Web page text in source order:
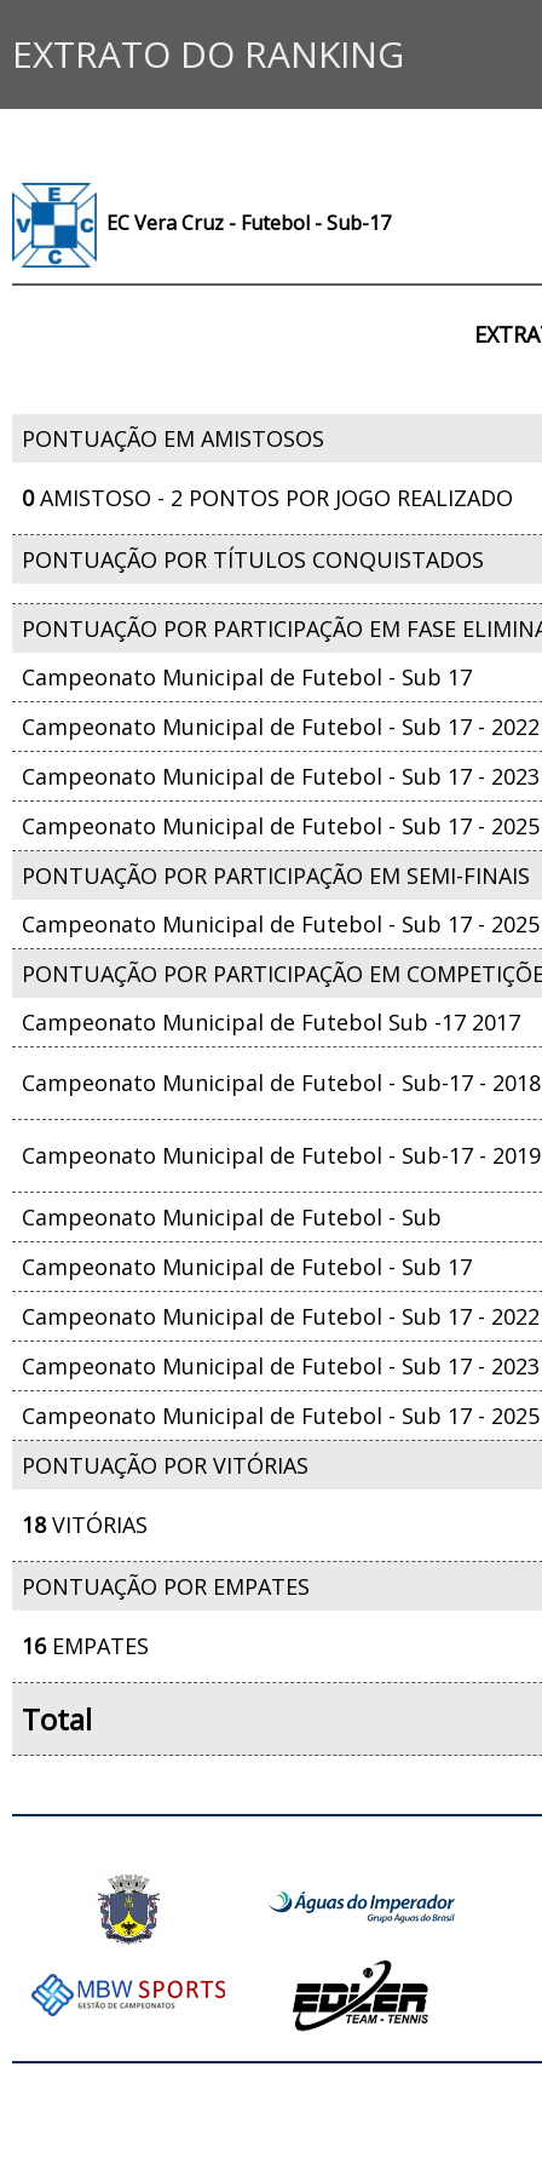
EXTRATO DO RANKING
EC Vera Cruz - Futebol - Sub-17
PONTUAÇÃO EM AMISTOSOS
0AMISTOSO - 2 PONTOS POR JOGO REALIZADO
PONTUAÇÃO POR TÍTULOS CONQUISTADOS
PONTUAÇÃO POR PARTICIPAÇÃO EM FASE
Campeonato Municipal de Futebol - Sub 17
Campeonato Municipal de Futebol - Sub 17 - 2022
Campeonato Municipal de Futebol - Sub 17 - 2023
Campeonato Municipal de Futebol - Sub 17 - 2025
PONTUAÇÃO POR PARTICIPAÇÃO EM SEMI-FINAIS
Campeonato Municipal de Futebol - Sub 17 - 2025
PONTUAÇÃO POR PARTICIPAÇÃO EM
Campeonato Municipal de Futebol Sub -17 2017
Campeonato Municipal de Futebol - Sub-17 - 2018
Campeonato Municipal de Futebol - Sub-17 - 2019
Campeonato Municipal de Futebol - Sub
Campeonato Municipal de Futebol - Sub 17
Campeonato Municipal de Futebol - Sub 17 - 2022
Campeonato Municipal de Futebol - Sub 17 - 2023
Campeonato Municipal de Futebol - Sub 17 - 2025
PONTUAÇÃO POR VITÓRIAS
18VITÓRIAS
PONTUAÇÃO POR EMPATES
16EMPATES
Total